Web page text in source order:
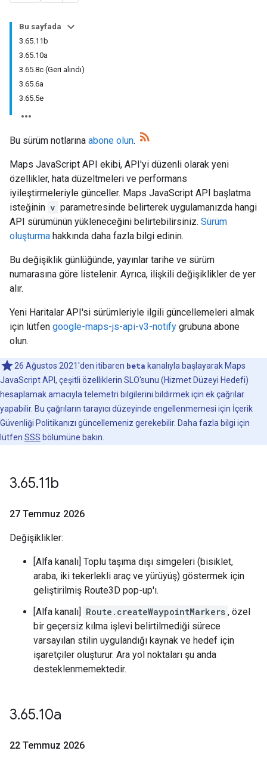
Bu sayfada
3.65.11b
3.65.10a
3.65.8c (Geri alındı)
3.65.6a
3.65.5e
Bu sürüm notlarına abone olun.
Maps JavaScript API ekibi, API'yi düzenli olarak yeni
özellikler, hata düzeltmeleri ve performans
iyileştirmeleriyle günceller. Maps JavaScript API başlatma
isteğinin v parametresinde belirterek uygulamanızda hangi
API sürümünün yükleneceğini belirtebilirsiniz. Sürüm
oluşturma hakkında daha fazla bilgi edinin.
Bu değişiklik günlüğünde, yayınlar tarihe ve sürüm
numarasına göre listelenir. Ayrıca, ilişkili değişiklikler de yer
alır.
Yeni Haritalar API'si sürümleriyle ilgili güncellemeleri almak
için lütfen google-maps-js-api-v3-notify grubuna abone
olun.
26 Ağustos 2021'den itibaren beta kanalıyla başlayarak Maps
JavaScript API, çeşitli özelliklerin SLO'sunu (Hizmet Düzeyi Hedefi)
hesaplamak amacıyla telemetri bilgilerini bildirmek için ek çağrılar
yapabilir. Bu çağrıların tarayıcı düzeyinde engellenmemesi için İçerik
Güvenliği Politikanızı güncellemeniz gerekebilir. Daha fazla bilgi için
lütfen SSS bölümüne bakın.
3.65.11b
27 Temmuz 2026
Değişiklikler:
[Alfa kanalı] Toplu taşıma dışı simgeleri (bisiklet,
araba, iki tekerlekli araç ve yürüyüş) göstermek için
geliştirilmiş Route3D pop-up'ı.
[Alfa kanalı]
Route.createWaypointMarkers , özel
bir geçersiz kılma işlevi belirtilmediği sürece
varsayılan stilin uygulandığı kaynak ve hedef için
işaretçiler oluşturur. Ara yol noktaları şu anda
desteklenmemektedir.
3.65.10a
22 Temmuz 2026